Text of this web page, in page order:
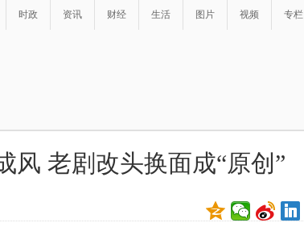
时政 资讯 财经 生活 图片 视频 专栏
风 老剧改头换面成“原创”